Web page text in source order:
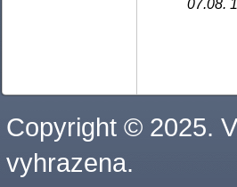
07.08.
Copyright © 2025.
vyhrazena.